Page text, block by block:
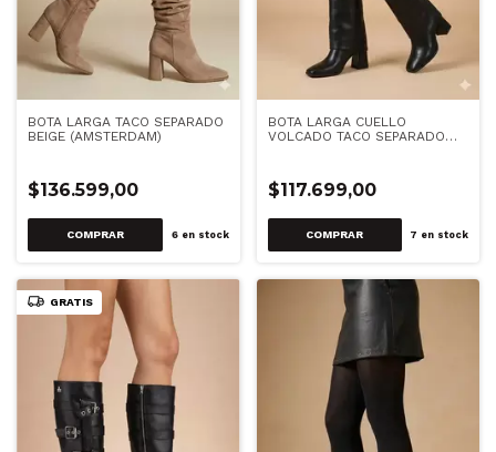
BOTA LARGA TACO SEPARADO
BEIGE (AMSTERDAM)
$136.599,00
COMPRAR 6en stock
BOTA LARGA CUELLO
VOLCADO TACO SEPARADO
$117.699,00
COMPRAR 7 en stock
GRATIS